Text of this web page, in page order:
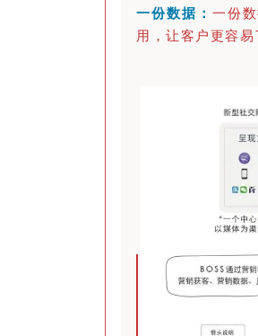
一份数据： 一份
用，让客户更容易